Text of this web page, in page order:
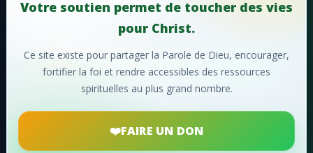
❤️Faire un don maintenant
Votre soutien permet de toucher des vies
pour Christ.
Ce site existe pour partager la Parole de Dieu, encourager,
fortifier la foi et rendre accessibles des ressources
spirituelles au plus grand nombre.
FAIRE UN DON